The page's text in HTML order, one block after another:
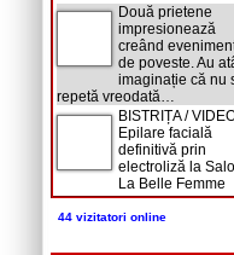
Două prietene
impresionează
creând
de poveste. Au
imaginație că nu
repetă vreodată…
BISTRIȚA /
Epilare facială
definitivă prin
electroliză la
La Belle Femme
44 vizitatori online